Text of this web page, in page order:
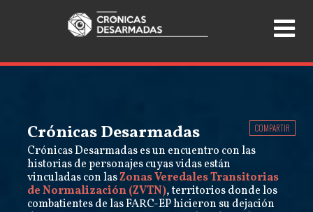
Crónicas Desarmadas
Crónicas Desarmadas es un encuentro con las
historias de personajes cuyas vidas están
vinculadas con lasZonas Veredales Transitorias
de Normalización (ZVTN), territorios donde los
combatientes de las FARC-EP hicieron su dejación
COMPARTIR